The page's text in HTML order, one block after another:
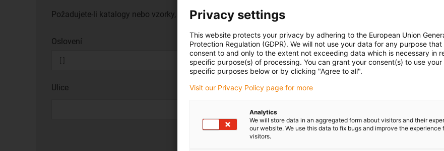
Požadujete-li katalogy nebo vzorky, vyplnte zde svoji adresu.
Oslovení Místo
Ulice
Ano, preji si dostávate-
službách spolecnosti
Privacy settings
This website protects your privacy by adhering to the European Union
Protection Regulation (GDPR). We will not use your data for any purpose
consent to and only to the extent not exceeding data which is necessary in
specific purpose(s) of processing. You can grant your consent(s) to use
specific purposes below or by clicking "Agree to all".
Visit our Privacy Policy page for more
Analytics
We will store data in an aggregated form about visitors and their
our website. We use this data to fix bugs and improve the experience
visitors.